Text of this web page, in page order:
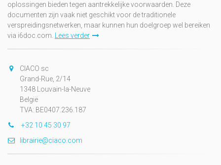
oplossingen bieden tegen aantrekkelijke voorwaarden. Deze
documenten zijn vaak niet geschikt voor de traditionele
verspreidingsnetwerken, maar kunnen hun doelgroep wel bereiken
via i6doc.com. Lees verder
CIACO sc
Grand-Rue, 2/14
1348 Louvain-la-Neuve
België
TVA: BE0407.236.187
+32 10 45 30 97
librairie@ciaco.com